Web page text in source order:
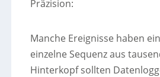
Präzision:
Manche Ereignisse haben
einzelne Sequenz aus
Hinterkopf sollten